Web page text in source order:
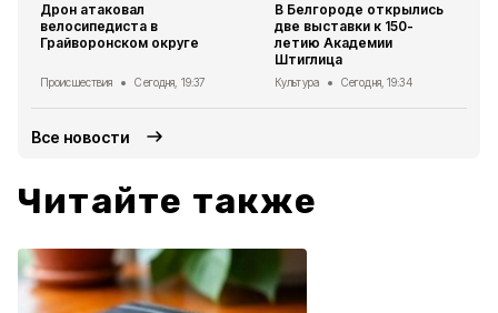
Дрон атаковал
велосипедиста в
Грайворонском округе
Происшествия Сегодня, 19:37
В Белгороде открылись
две выставки к 150-
летию Академии
Штиглица
Культура Сегодня, 19:34
Все новости
Читайте также